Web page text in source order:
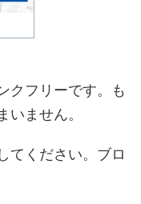
クフリーです。も
いません。
てください。ブロ